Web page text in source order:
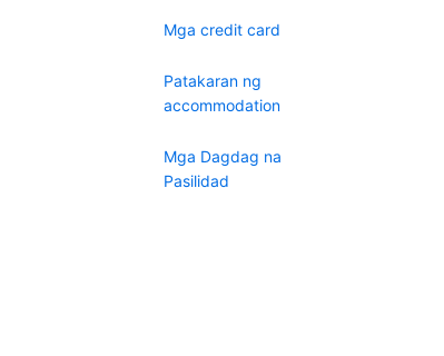
Mga credit card
Patakaran ng
accommodation
Mga Dagdag na
Pasilidad